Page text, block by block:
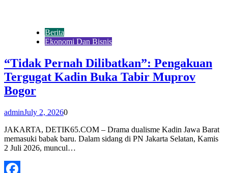
Berita
Ekonomi Dan Bisnis
“Tidak Pernah Dilibatkan”: Pengakuan
Tergugat Kadin Buka Tabir Muprov
Bogor
adminJuly 2, 20260
JAKARTA, DETIK65.COM – Drama dualisme Kadin Jawa Barat
memasuki babak baru. Dalam sidang di PN Jakarta Selatan, Kamis
2 Juli 2026, muncul…